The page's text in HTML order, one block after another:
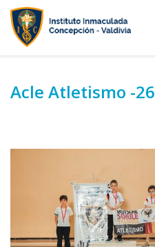
Acle Atletismo -26